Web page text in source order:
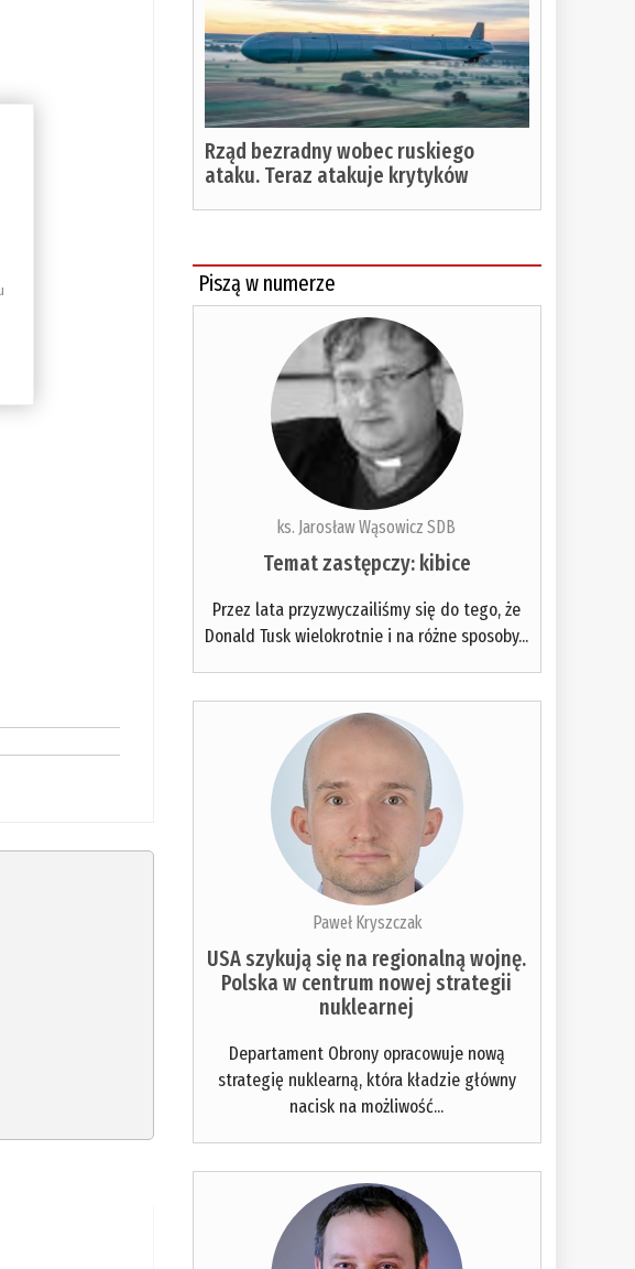
Rząd bezradny wobec ruskiego
ataku. Teraz atakuje krytyków
Piszą w numerze
ks. Jarosław Wąsowicz SDB
Temat zastępczy: kibice
Przez lata przyzwyczailiśmy się do tego, że
Donald Tusk wielokrotnie i na różne sposoby...
Paweł Kryszczak
USA szykują się na regionalną wojnę.
Polska w centrum nowej strategii
nuklearnej
Departament Obrony opracowuje nową
strategię nuklearną, która kładzie główny
nacisk na możliwość...